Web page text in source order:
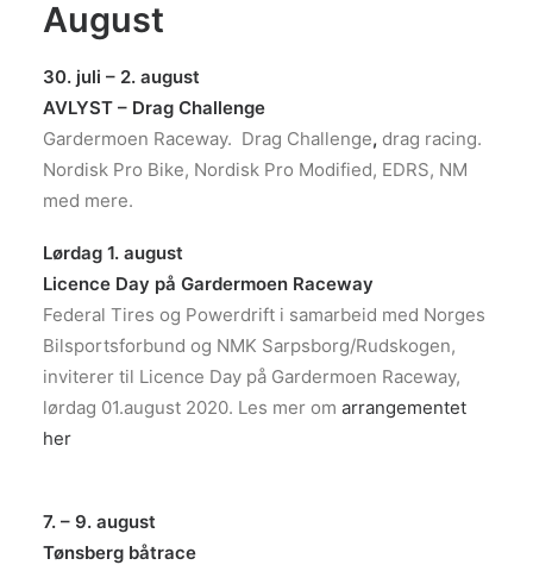
August
30. juli – 2. august
AVLYST – Drag Challenge
Gardermoen Raceway. Drag Challenge, drag racing.
Nordisk Pro Bike, Nordisk Pro Modified, EDRS, NM
med mere.
Lørdag 1. august
Licence Day på Gardermoen Raceway
Federal Tires og Powerdrift i samarbeid med Norges
Bilsportsforbund og NMK Sarpsborg/Rudskogen,
inviterer til Licence Day på Gardermoen Raceway,
lørdag 01.august 2020. Les mer om arrangementet
her
7. – 9. august
Tønsberg båtrace